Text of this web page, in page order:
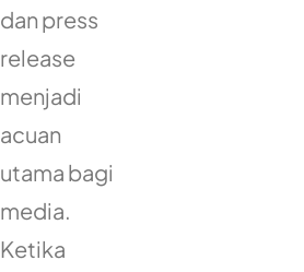
dan press
release
menjadi
acuan
utama bagi
media.
Ketika